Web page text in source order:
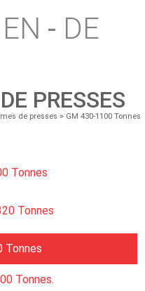
EN DE
PRESSES
de presses > GM 430-1100 Tonnes
Tonnes
Tonnes
Tonnes
Tonnes.